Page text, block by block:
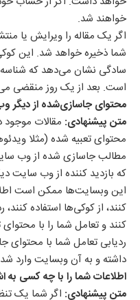
خواهند شد.
اگر یک مقاله را ویرایش یا
شما ذخیره خواهد شد. این
سادگی نشان می‌دهد که
است. بعد از یک روز منقضی
محتوای جاسازی‌شده از دیگر
متن پیشنهادی: مقالات
محتوای تعبیه شده (مثلا
مطالب جاسازی شده از وب
که بازدید کننده از وب سایت
این وبسایت‌ها ممکن است
کنند، از کوکی‌ها استفاده
کنند و تعامل شما را با
ردیابی تعامل شما با
داشته و به آن وبسایت وارد
اطلاعات شما را با چه کسی به
متن پیشنهادی: اگر شما یک